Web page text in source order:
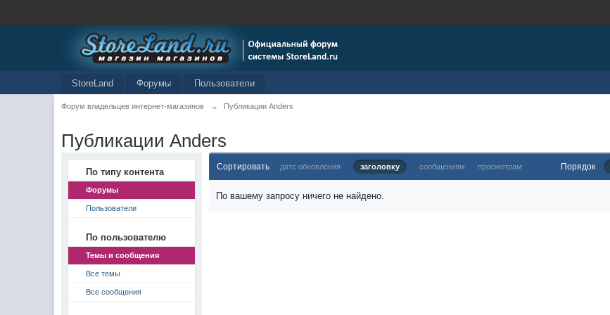
StoreLand Форумы Пользователи
Форум владельцев интернет-магазинов → Публикации Anders
Публикации Anders
По типу контента
Форумы
Пользователи
По пользователю
Темы и сообщения
Все темы
Все сообщения
Сортировать дате обновления заголовку сообщениям просмотрам Порядок
По вашему запросу ничего не найдено.